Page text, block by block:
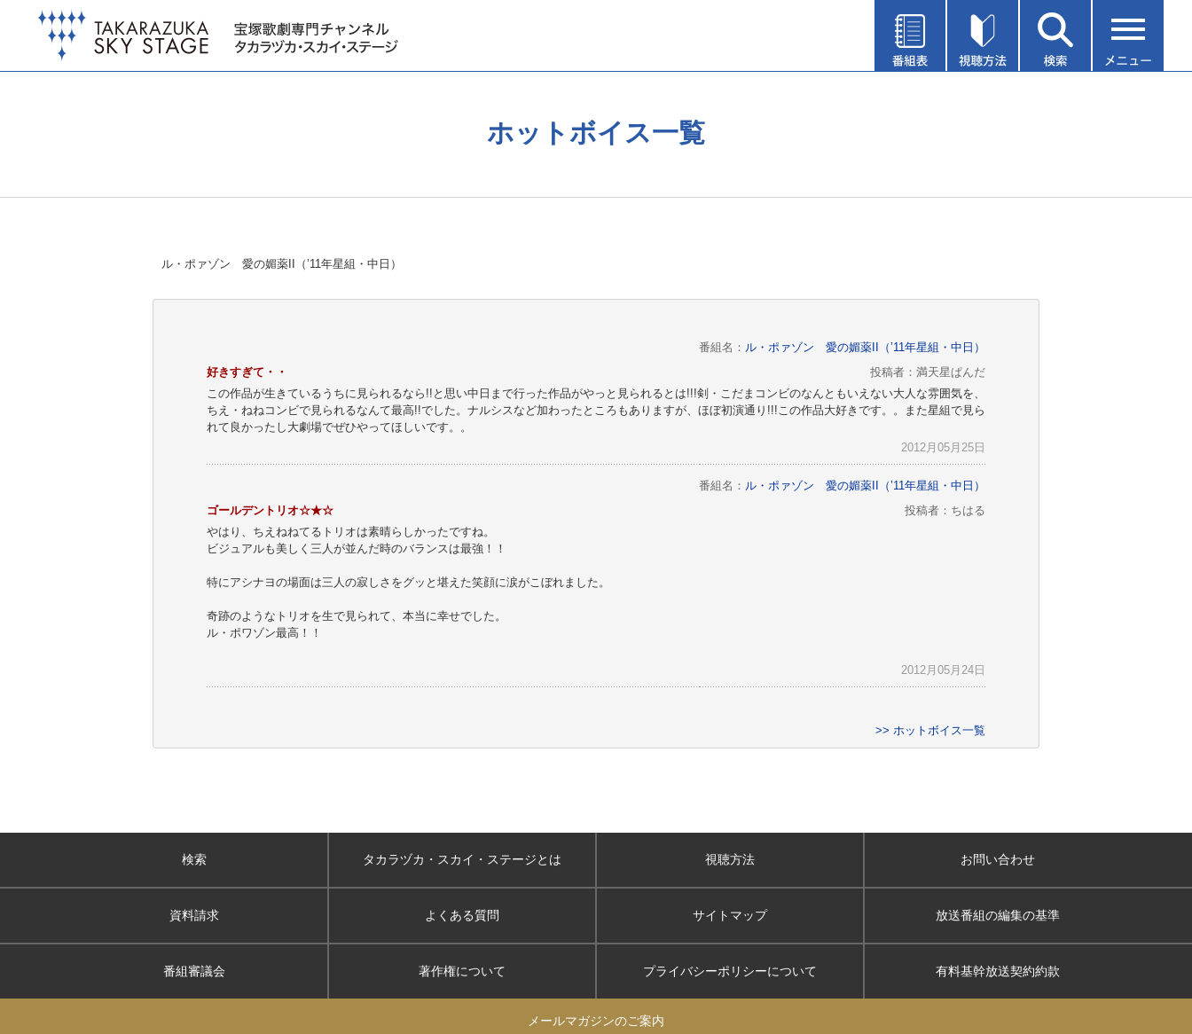
ホットボイス一覧
ル・ポァゾン 愛の媚薬II（’11年星組・中日）
番組名： ル・ポァゾン 愛の媚薬II（’11年星組・中日）
好きすぎて・・
投稿者：満天星ぱんだ
この作品が生きているうちに見られるなら!!と思い中日まで行った作品がやっと見られるとは!!!剣・こだまコンビのなんともいえない大人な雰囲気を、
ちえ・ねねコンビで見られるなんて最高!!でした。ナルシスなど加わったところもありますが、ほぼ初演通り!!!この作品大好きです。。また星組で見ら
れて良かったし大劇場でぜひやってほしいです。。
2012月05月25日
番組名： ル・ポァゾン 愛の媚薬II（’11年星組・中日）
ゴールデントリオ☆★☆
投稿者：ちはる
やはり、ちえねねてるトリオは素晴らしかったですね。
ビジュアルも美しく三人が並んだ時のバランスは最強！！
特にアシナヨの場面は三人の寂しさをグッと堪えた笑顔に涙がこぼれました。
奇跡のようなトリオを生で見られて、本当に幸せでした。
ル・ポワゾン最高！！
2012月05月24日
>> ホットボイス一覧
検索 タカラヅカ・スカイ ・ステージとは 視聴方法 お問い合わせ
資料請求 よくある質問 サイトマップ 放送番組の編集の基準
番組審議会 著作権について プライバシーポリシーについて 有料基幹放送契約約款
メールマガジンのご案内